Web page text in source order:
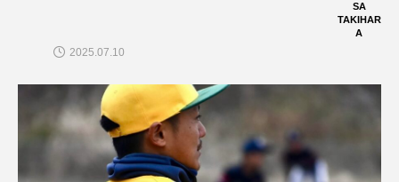
SA
TAKIHAR
A
2025.07.10